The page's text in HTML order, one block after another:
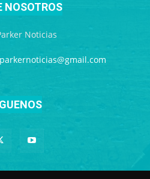
NOSOTROS
Noticias